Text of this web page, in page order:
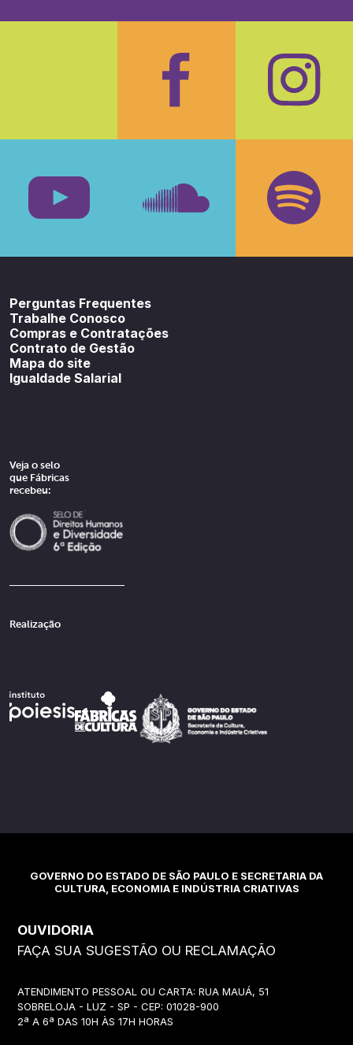
Facebook
Perguntas Frequentes
Trabalhe Conosco
Compras e Contratações
Contrato de Gestão
Mapa do site
Igualdade Salarial
Veja o selo
que Fábricas
recebeu:
Realização
GOVERNO DO ESTADO DE SÃO PAULO E SECRETARIA DA
CULTURA, ECONOMIA E INDÚSTRIA CRIATIVAS
OUVIDORIA
FAÇA SUA SUGESTÃO OU RECLAMAÇÃO
ATENDIMENTO PESSOAL OU CARTA: RUA MAUÁ, 51
SOBRELOJA - LUZ - SP - CEP: 01028-900
2ª A 6ª DAS 10H ÀS 17H HORAS